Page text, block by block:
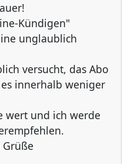
Kündigen"
unglaublich
versucht, das Abo
innerhalb weniger
wert und ich werde